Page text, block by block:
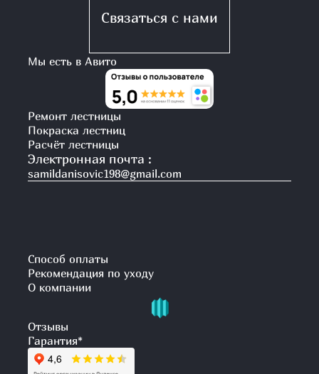
Связаться с нами
Мы есть в Авито
Ремонт лестницы
Покраска лестниц
Расчёт лестницы
Электронная почта :
samildanisovic198@gmail.com
Способ оплаты
Рекомендация по уходу
О компании
Отзывы
Гарантия*